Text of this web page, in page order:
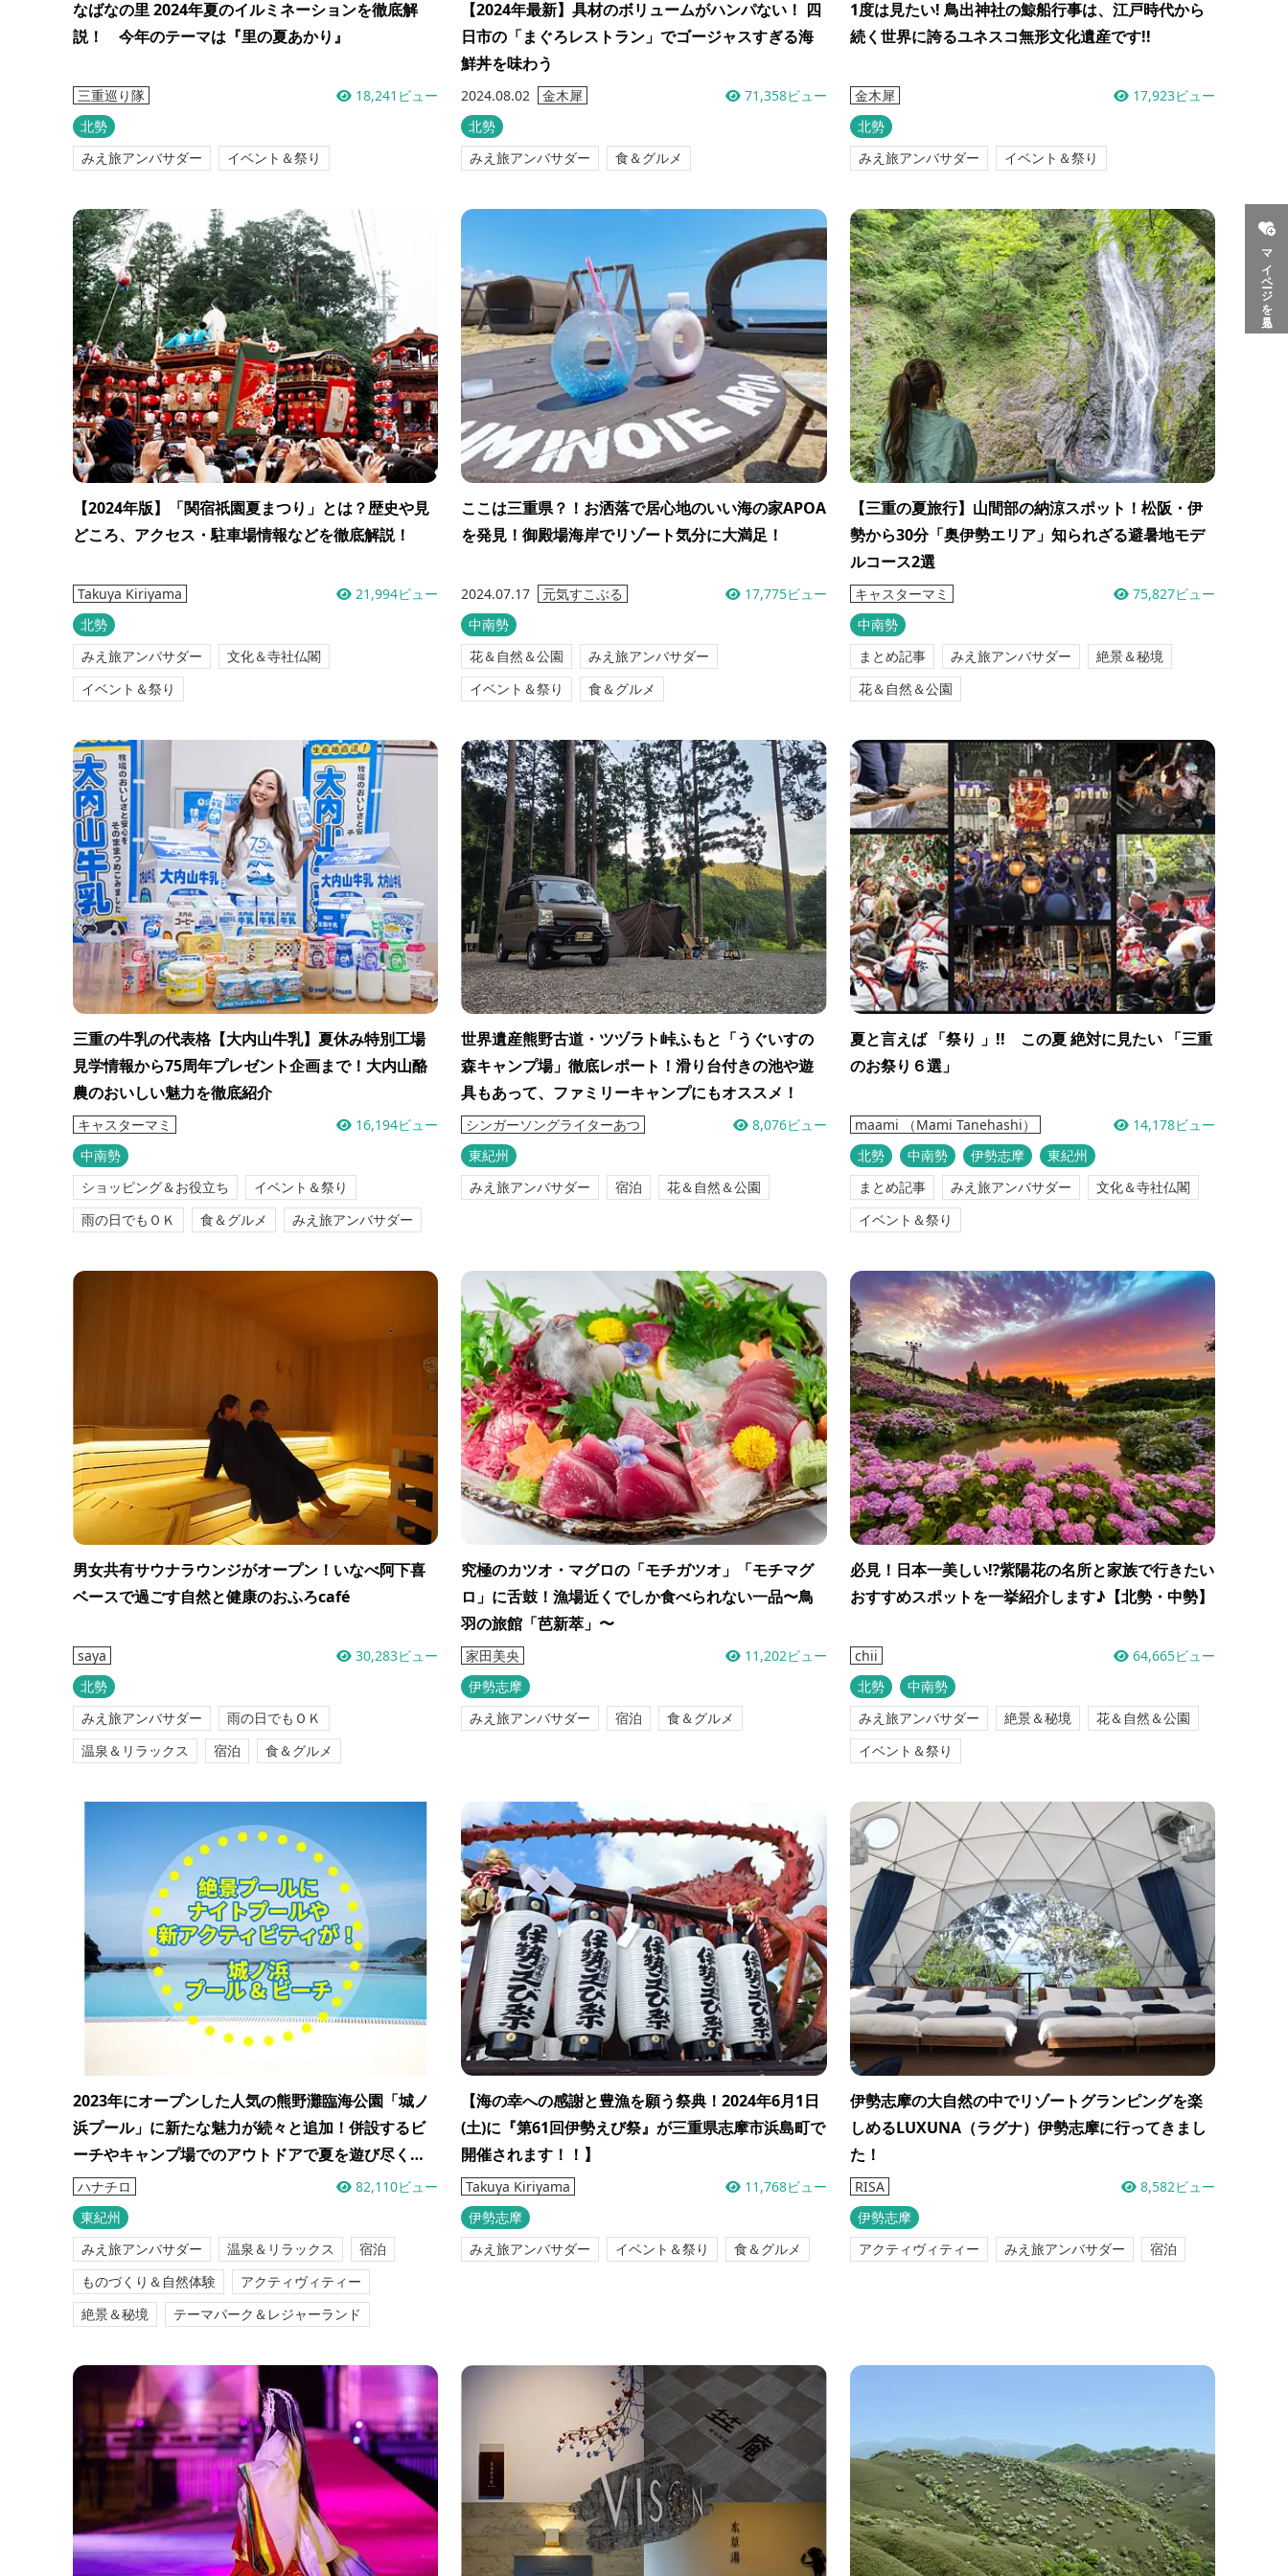
マイページを見る
なばなの里 2024年夏のイルミネーションを徹底解
説！ 今年のテーマは『里の夏あかり』
三重巡り隊
18,241ビュー
北勢
みえ旅アンバサダー
イベント＆祭り
【2024年最新】具材のボリュームがハンパない！ 四
日市の「まぐろレストラン」でゴージャスすぎる海
鮮丼を味わう
2024.08.02 金木犀
71,358ビュー
北勢
みえ旅アンバサダー
食＆グルメ
1度は見たい! 鳥出神社の鯨船行事は、江戸時代から
続く世界に誇るユネスコ無形文化遺産です!!
金木犀
17,923ビュー
北勢
みえ旅アンバサダー
イベント＆祭り
【2024年版】「関宿祇園夏まつり」とは？歴史や見
どころ、アクセス・駐車場情報などを徹底解説！
Takuya Kiriyama
21,994ビュー
北勢
みえ旅アンバサダー
文化＆寺社仏閣
イベント＆祭り
ここは三重県？！お洒落で居心地のいい海の家APOA
を発見！御殿場海岸でリゾート気分に大満足！
2024.07.17 元気すこぶる
17,775ビュー
中南勢
花＆自然＆公園
みえ旅アンバサダー
イベント＆祭り
食＆グルメ
【三重の夏旅行】山間部の納涼スポット！松阪・伊
勢から30分「奥伊勢エリア」知られざる避暑地モデ
ルコース2選
キャスターマミ
75,827ビュー
中南勢
まとめ記事
みえ旅アンバサダー
絶景＆秘境
花＆自然＆公園
三重の牛乳の代表格【大内山牛乳】夏休み特別工場
見学情報から75周年プレゼント企画まで！大内山酪
農のおいしい魅力を徹底紹介
キャスターマミ
16,194ビュー
中南勢
ショッピング＆お役立ち
イベント＆祭り
雨の日でもＯＫ
食＆グルメ みえ旅アンバサダー
世界遺産熊野古道・ツヅラト峠ふもと「うぐいすの
森キャンプ場」徹底レポート！滑り台付きの池や遊
具もあって、ファミリーキャンプにもオススメ！
シンガーソングライターあつ
8,076ビュー
東紀州
みえ旅アンバサダー
宿泊 花＆自然＆公園
夏と言えば 「祭り 」!! この夏 絶対に見たい 「三重
のお祭り６選」
maami （Mami Tanehashi）
14,178ビュー
北勢
中南勢 伊勢志摩
東紀州
まとめ記事
みえ旅アンバサダー
文化＆寺社仏閣
イベント＆祭り
男女共有サウナラウンジがオープン！いなべ阿下喜
ベースで過ごす自然と健康のおふろcafé
saya
30,283ビュー
北勢
みえ旅アンバサダー
雨の日でもＯＫ
温泉＆リラックス
宿泊 食＆グルメ
究極のカツオ・マグロの「モチガツオ」「モチマグ
ロ」に舌鼓！漁場近くでしか食べられない一品〜鳥
羽の旅館「芭新萃」〜
家田美央
11,202ビュー
伊勢志摩
みえ旅アンバサダー
宿泊 食＆グルメ
必見！日本一美しい⁉紫陽花の名所と家族で行きたい
おすすめスポットを一挙紹介します♪【北勢・中勢】
chii
64,665ビュー
北勢
中南勢
みえ旅アンバサダー
絶景＆秘境
花＆自然＆公園
イベント＆祭り
2023年にオープンした人気の熊野灘臨海公園「城ノ
浜プール」に新たな魅力が続々と追加！併設するビ
ーチやキャンプ場でのアウトドアで夏を遊び尽くそ
う！
ハナチロ
82,110ビュー
東紀州
みえ旅アンバサダー
温泉＆リラックス
宿泊
ものづくり＆自然体験
アクティヴィティー
絶景＆秘境
テーマパーク＆レジャーランド
【海の幸への感謝と豊漁を願う祭典！2024年6月1日
(土)に『第61回伊勢えび祭』が三重県志摩市浜島町で
開催されます！！】
Takuya Kiriyama
11,768ビュー
伊勢志摩
みえ旅アンバサダー
イベント＆祭り 食＆グルメ
伊勢志摩の大自然の中でリゾートグランピングを楽
しめるLUXUNA（ラグナ）伊勢志摩に行ってきまし
た！
RISA
8,582ビュー
伊勢志摩
アクティヴィティー
みえ旅アンバサダー 宿泊